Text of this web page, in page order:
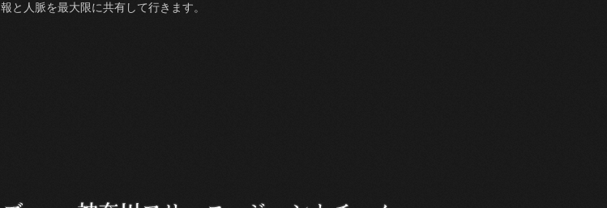
報と人脈を最大限に共有して行きます。